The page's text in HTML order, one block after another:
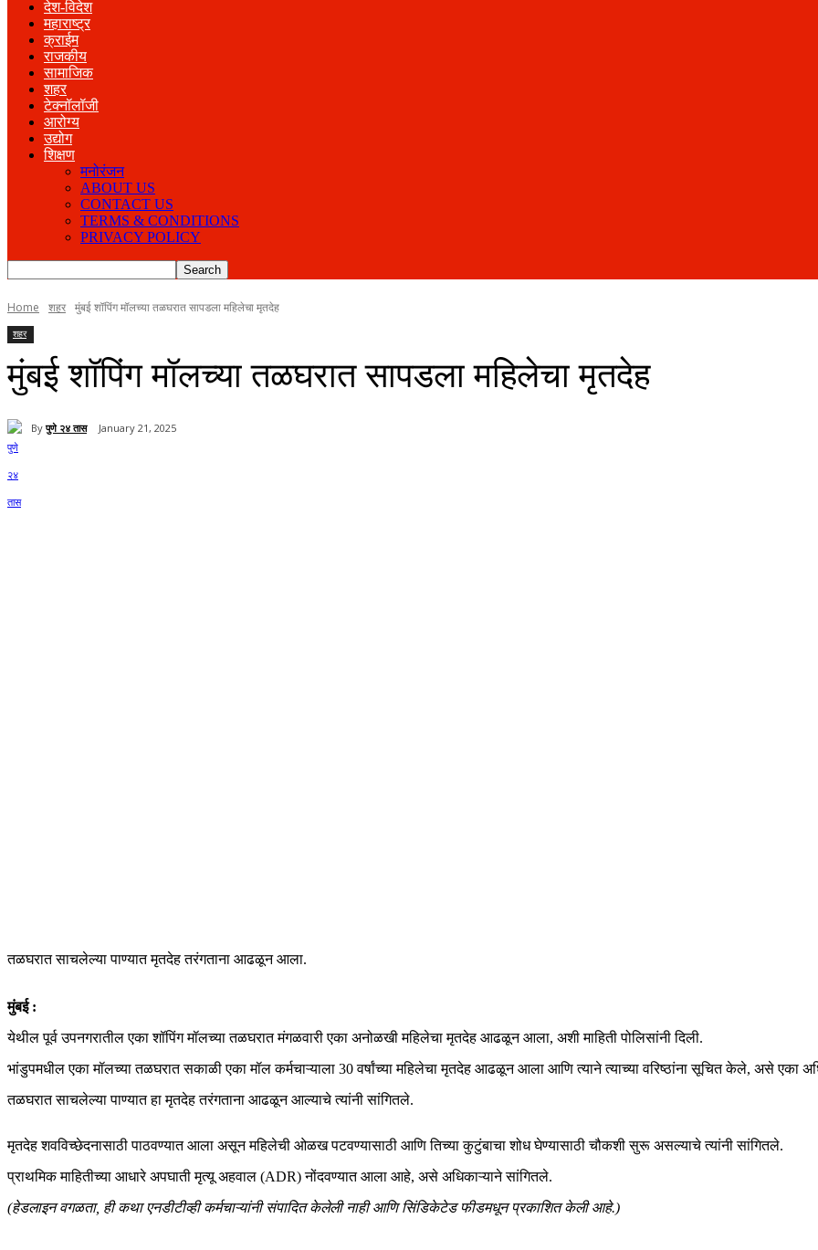
देश-विदेश
महाराष्ट्र
क्राईम
राजकीय
सामाजिक
शहर
टेक्नॉलॉजी
आरोग्य
उद्योग
शिक्षण
मनोरंजन
ABOUT US
CONTACT US
TERMS & CONDITIONS
PRIVACY POLICY
Home शहर मुंबई शॉपिंग मॉलच्या तळघरात सापडला महिलेचा मृतदेह
शहर
मुंबई शॉपिंग मॉलच्या तळघरात सापडला महिलेचा मृतदेह
By पुणे २४ तास January 21, 2025
तळघरात साचलेल्या पाण्यात मृतदेह तरंगताना आढळून आला.
मुंबई :
येथील पूर्व उपनगरातील एका शॉपिंग मॉलच्या तळघरात मंगळवारी एका अनोळखी महिलेचा मृतदेह आढळून आला, अशी माहिती पोलिसांनी दिली.
भांडुपमधील एका मॉलच्या तळघरात सकाळी एका मॉल कर्मचाऱ्याला 30 वर्षांच्या महिलेचा मृतदेह आढळून आला आणि त्याने त्याच्या वरिष्ठांना सूचित केले, असे एका
तळघरात साचलेल्या पाण्यात हा मृतदेह तरंगताना आढळून आल्याचे त्यांनी सांगितले.
मृतदेह शवविच्छेदनासाठी पाठवण्यात आला असून महिलेची ओळख पटवण्यासाठी आणि तिच्या कुटुंबाचा शोध घेण्यासाठी चौकशी सुरू असल्याचे त्यांनी सांगितले.
प्राथमिक माहितीच्या आधारे अपघाती मृत्यू अहवाल (ADR) नोंदवण्यात आला आहे, असे अधिकाऱ्याने सांगितले.
(हेडलाइन वगळता, ही कथा एनडीटीव्ही कर्मचाऱ्यांनी संपादित केलेली नाही आणि सिंडिकेटेड फीडमधून प्रकाशित केली आहे.)